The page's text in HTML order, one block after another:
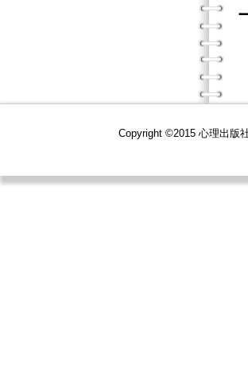
Copyright ©2015 心理出